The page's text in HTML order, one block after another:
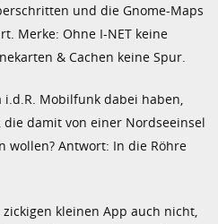
und die Gnome-Maps
Merke: Ohne I-NET keine
& Cachen keine Spur.
Mobilfunk dabei haben,
damit von einer Nordseeinsel
wollen? Antwort: In die Röhre
kleinen App auch nicht,